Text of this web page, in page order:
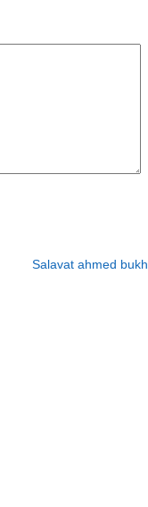
Salavat ahmed